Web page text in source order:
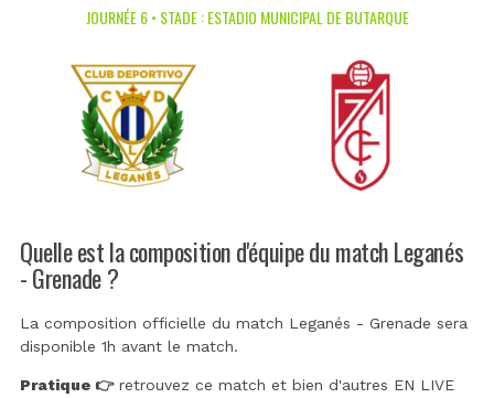
JOURNÉE 6 • STADE : ESTADIO MUNICIPAL DE BUTARQUE
Quelle est la composition d'équipe du match Leganés
- Grenade ?
La composition officielle du match Leganés - Grenade sera
disponible 1h avant le match.
Pratique 👉retrouvez ce match et bien d'autres EN LIVE